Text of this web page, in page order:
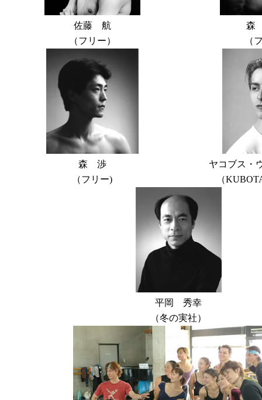
佐藤 航
（フリー）
森
（
森 渉
（フリー)
ヤコブス・
（
平岡 秀幸
（冬の実社）